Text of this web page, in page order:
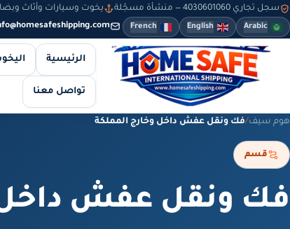
سجل تجاري 4030601060 — منشأة مسجّلة يخوت وسيارات وأثاث وبضائع — من 8 صباحاً حتى 10 مساءً —
Arabic
English
French
الرئيسية
تواصل معنا
هوم سيف/فك ونقل عفش داخل وخارج المملكة
قسم
فك ونقل عفش داخل